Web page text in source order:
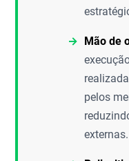
Mão de
pelos
externas.